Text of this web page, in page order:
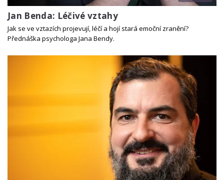
Jan Benda: Léčivé vztahy
Jak se ve vztazích projevují, léčí a hojí stará emoční zranění?
Přednáška psychologa Jana Bendy.